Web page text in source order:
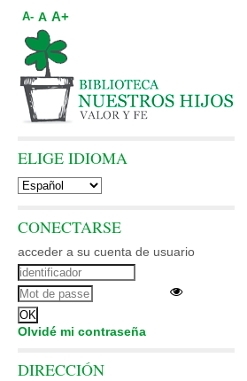
A- A A+
ELIGE IDIOMA
CONECTARSE
acceder a su cuenta de usuario
Olvidé mi contraseña
DIRECCIÓN